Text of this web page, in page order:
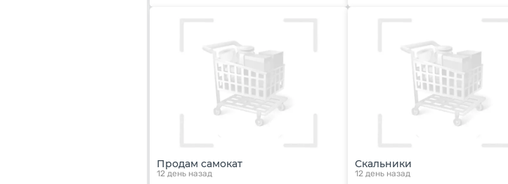
Продам самокат
12 день назад
Скальники
12 день назад